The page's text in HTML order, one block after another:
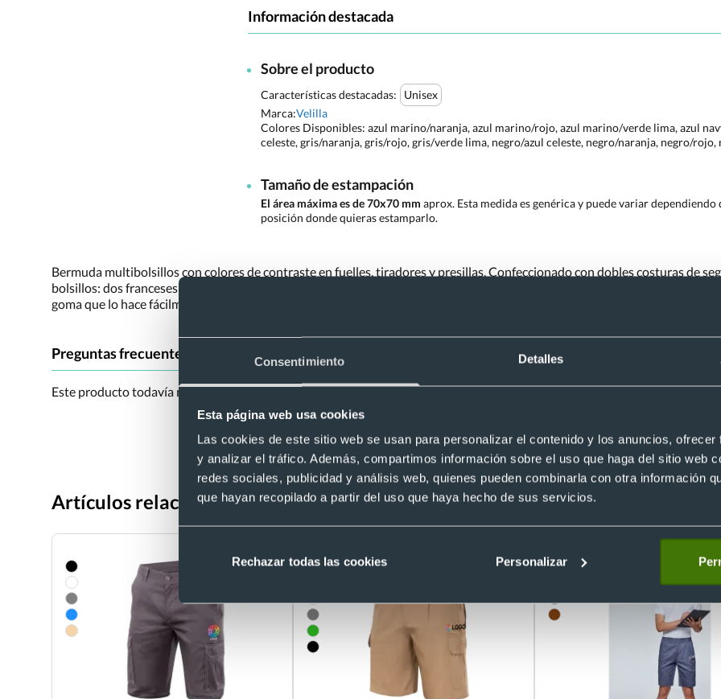
Consentimiento Detalles
Esta página web usa cookies
Las cookies de este sitio web se usan para personalizar el contenido y los anuncios,
y analizar el tráfico. Además, compartimos información sobre el uso que haga del sitio web
redes sociales, publicidad y análisis web, quienes pueden combinarla con otra información
que hayan recopilado a partir del uso que haya hecho de sus servicios.
Rechazar todas las cookies Personalizar
Información destacada
Sobre el producto
Características destacadas:
Unisex
Marca:Velilla
Colores Disponibles: azul marino/naranja, azul marino/rojo, azul marino/verde lima, azul
celeste, gris/naranja, gris/rojo, gris/verde lima, negro/azul celeste, negro/naranja, negro/
Tamaño de estampación
El área máxima es de 70x70 mm aprox. Esta medida es genérica y puede variar dependiendo
posición donde quieras estamparlo.
Bermuda multibolsillos con colores de contraste en fuelles, tiradores y presillas. Confeccionado con dobles costuras de
bolsillos: dos franceses de gran comodidad y cuatro de plastón de gran capacidad: con fuelle o dobles fuelles con velcros
goma que lo hace fácilmente adaptable a cualquier figura. Composición: 65% poliéster - 35% algodón
Preguntas frecuentes sobre "Bermuda bicolor multibolsillos con refuerzo de tejido Velilla"
Este producto todavía no tiene preguntas. Si tienes alguna duda, consúltanos y te responderemos con la mayor brevedad
¿Tienes dudas sobre este producto?
Artículos relacionados con Bermuda bicolor multibolsillos con refuerzo de